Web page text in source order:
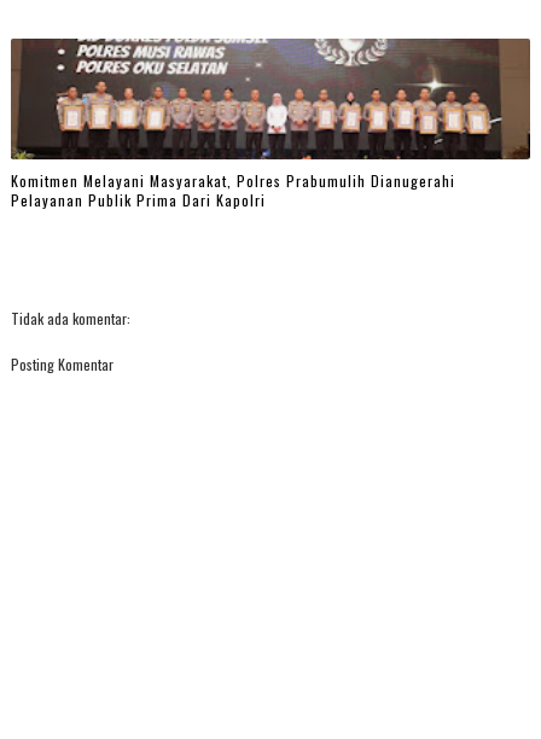
Komitmen Melayani Masyarakat, Polres Prabumulih Dianugerahi
Pelayanan Publik Prima Dari Kapolri
Tidak ada komentar:
Posting Komentar